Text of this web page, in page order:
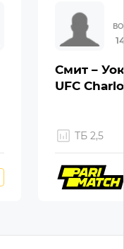
Смит –
UFC
ТБ 2,5